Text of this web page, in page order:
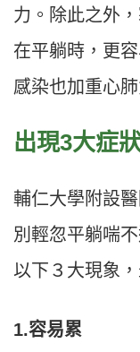
力。除此之外
在平躺時，更
感染也加重心
出現3大症
輔仁大學附設
別輕忽平躺喘
以下３大現象
1.容易累